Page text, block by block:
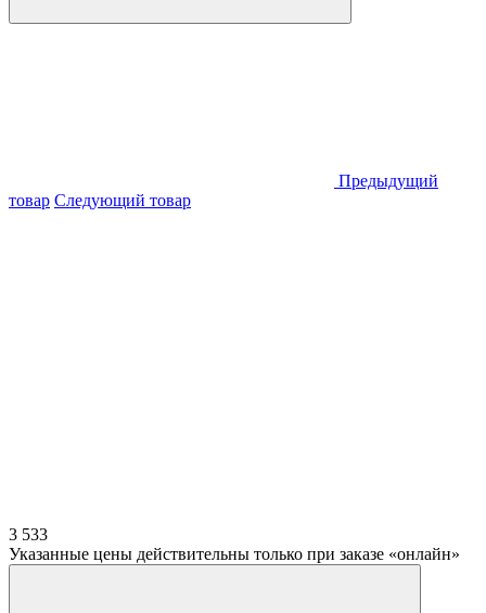
Предыдущий
товар Следующий товар
3 533
Указанные цены действительны только при заказе «онлайн»